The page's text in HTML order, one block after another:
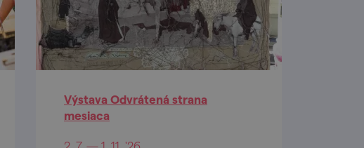
Výstava Odvrátená strana
mesiaca
2. 7. — 1. 11. '26